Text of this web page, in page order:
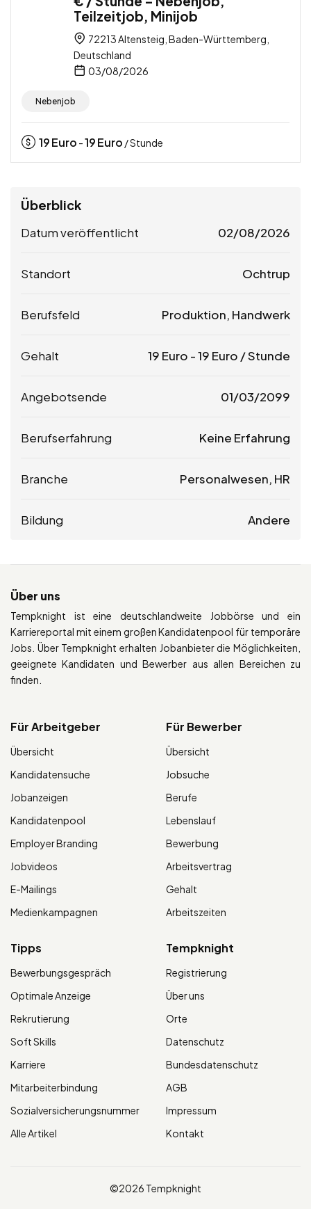
Teilzeitjob, Minijob
72213 Altensteig, Baden-Württemberg,
Deutschland
03/08/2026
Nebenjob
19Euro -19Euro / Stunde
Überblick
Datum veröffentlicht 02/08/2026
Standort Ochtrup
Berufsfeld Produktion, Handwerk
Gehalt 19 Euro -19 Euro / Stunde
Angebotsende 01/03/2099
Berufserfahrung Keine Erfahrung
Branche Personalwesen, HR
Bildung Andere
Über uns
Tempknight ist eine deutschlandweite Jobbörse und ein
Karriereportal mit einem großen Kandidatenpool für temporäre
Jobs. Über Tempknight erhalten Jobanbieter die Möglichkeiten,
geeignete Kandidaten und Bewerber aus allen Bereichen zu
finden.
Für Arbeitgeber
Übersicht
Kandidatensuche
Jobanzeigen
Kandidatenpool
Employer Branding
Jobvideos
E-Mailings
Medienkampagnen
Für Bewerber
Übersicht
Jobsuche
Berufe
Lebenslauf
Bewerbung
Arbeitsvertrag
Gehalt
Arbeitszeiten
Tipps
Bewerbungsgespräch
Optimale Anzeige
Rekrutierung
Soft Skills
Karriere
Mitarbeiterbindung
Sozialversicherungsnummer
Alle Artikel
Tempknight
Registrierung
Über uns
Orte
Datenschutz
Bundesdatenschutz
AGB
Impressum
Kontakt
©2026 Tempknight